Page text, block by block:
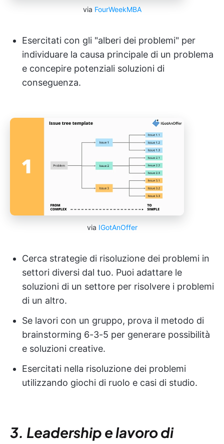
via FourWeekMBA
Esercitati con gli "alberi dei problemi" per
individuare la causa principale di un problema
e concepire potenziali soluzioni di
conseguenza.
via IGotAnOffer
Cerca strategie di risoluzione dei problemi in
settori diversi dal tuo. Puoi adattare le
soluzioni di un settore per risolvere i problemi
di un altro.
Se lavori con un gruppo, prova il metodo di
brainstorming 6-3-5 per generare possibilità
e soluzioni creative.
Esercitati nella risoluzione dei problemi
utilizzando giochi di ruolo e casi di studio.
3. Leadership e lavoro di